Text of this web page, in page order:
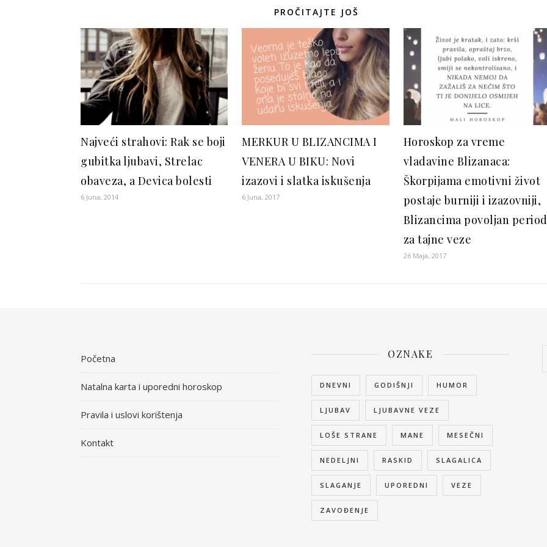
PROČITAJTE JOŠ
Najveći strahovi: Rak se boji
gubitka ljubavi, Strelac
obaveza, a Devica bolesti
6 Juna, 2014
MERKUR U BLIZANCIMA I
VENERA U BIKU: Novi
izazovi i slatka iskušenja
6 Juna, 2017
Horoskop za vreme
vladavine Blizanaca:
Škorpijama emotivni život
postaje burniji i izazovniji,
Blizancima povoljan period
za tajne veze
26 Maja, 2017
Početna
Natalna karta i uporedni horoskop
Pravila i uslovi korištenja
Kontakt
OZNAKE
DNEVNI GODIŠNJI HUMOR
LJUBAV LJUBAVNE VEZE
LOŠE STRANE MANE MESEČNI
NEDELJNI RASKID SLAGALICA
SLAGANJE UPOREDNI VEZE
ZAVOĐENJE